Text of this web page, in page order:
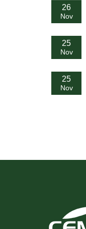
26
Nov
25
Nov
25
Nov